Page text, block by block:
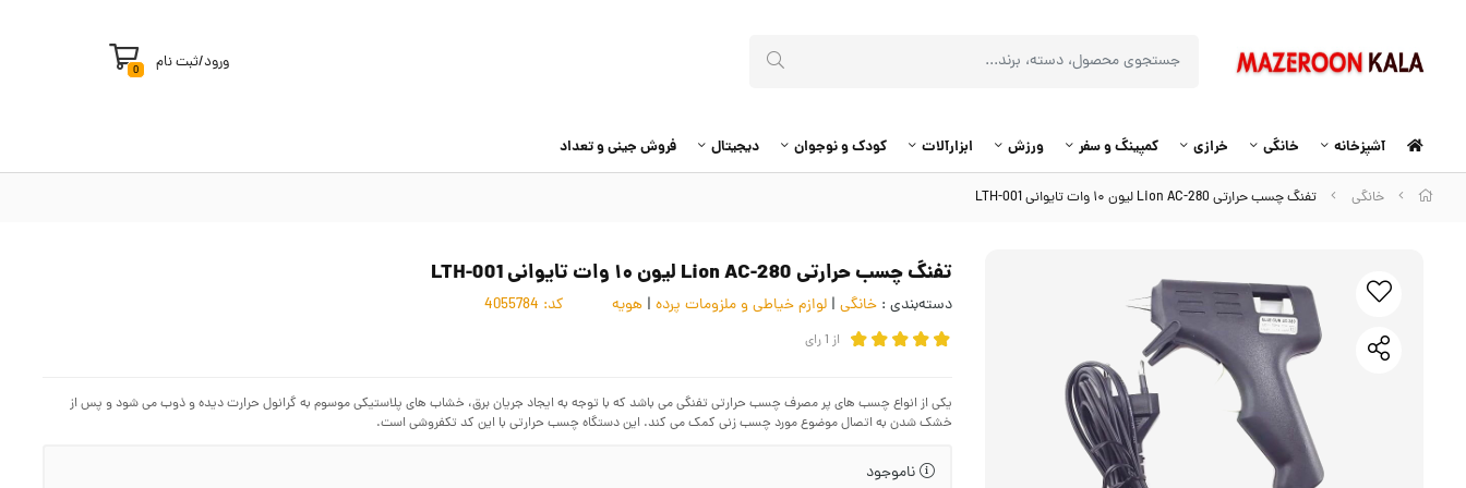
ورود/ثبت نام 0
آشپزخانه خانگی خرازی کمپینگ و سفر ورزش ابزارآلات کودک و نوجوان دیجیتال فروش جینی و تعداد
خانگی تفنگ چسب حرارتی Lion AC-280 لیون ۱۰ وات تایوانی LTH-001
تفنگ چسب حرارتی Lion AC-280 لیون ۱۰ وات تایوانی LTH-001
دسته‌بندی : خانگی | لوازم خیاطی و ملزومات پرده | هویه کد:
از 1رای
یکی از انواع چسب های پر مصرف چسب حرارتی تفنگی می باشد که با توجه به ایجاد جریان برق، خشاب های پلاستیکی موسوم به گرانول حرارت دیده و ذوب می شود و پس از
خشک شدن به اتصال موضوع مورد چسب زنی کمک می کند. این دستگاه چسب حرارتی با این کد تکفروشی است.
ناموجود